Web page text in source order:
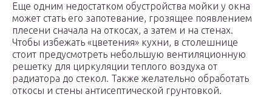
Еще одним недостатком обустройства мойки у окна
может стать его запотевание, грозящее появлением
плесени сначала на откосах, а затем и на стенах.
Чтобы избежать «цветения» кухни, в столешнице
стоит предусмотреть небольшую вентиляционную
решетку для циркуляции теплого воздуха от
радиатора до стекол. Также желательно обработать
откосы и стены антисептической грунтовкой.